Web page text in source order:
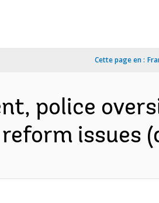
Cette page en :
police
issues